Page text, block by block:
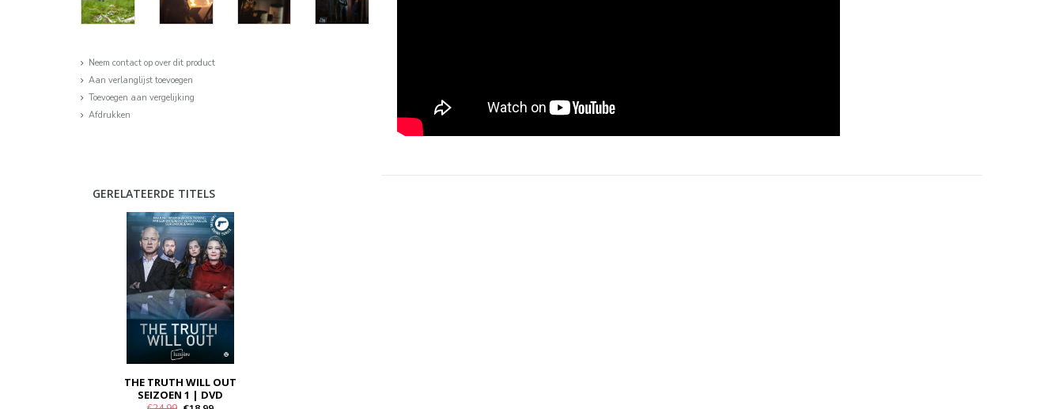
Neem contact op over dit product
Aan verlanglijst toevoegen
Toevoegen aan vergelijking
Afdrukken
GERELATEERDE TITELS
THE TRUTH WILL OUT
SEIZOEN 1 | DVD